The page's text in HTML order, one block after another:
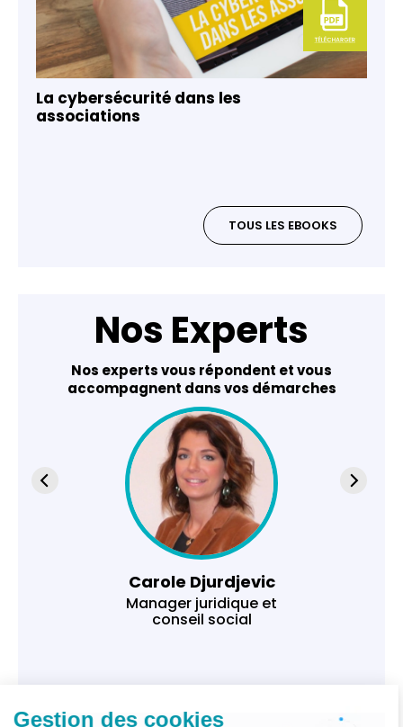
La cybersécurité dans les
associations
TOUS LES EBOOKS
Nos Experts
Nos experts vous répondent et vous
accompagnent dans vos démarches
Carole Djurdjevic
Manager juridique et
conseil social
Gestion des cookies